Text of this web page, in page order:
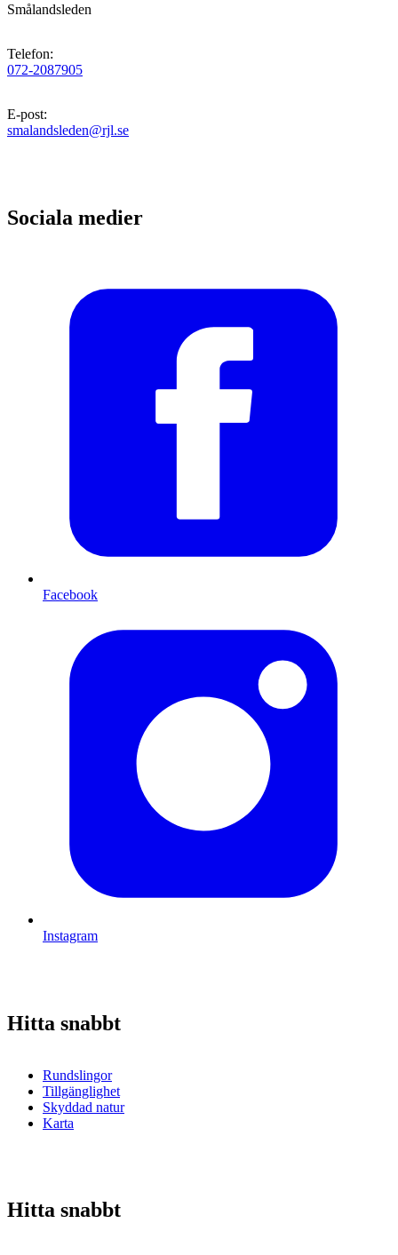
Smålandsleden
Telefon:
072-2087905
E-post:
smalandsleden@rjl.se
Sociala medier
Facebook
Instagram
Hitta snabbt
Rundslingor
Tillgänglighet
Skyddad natur
Karta
Hitta snabbt